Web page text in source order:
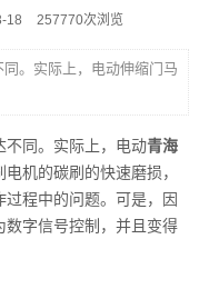
18 257770次浏览
。实际上，电动伸缩门马
不同。实际上，电动青海
机的碳刷的快速磨损，
程中的问题。可是，因
数字信号控制，并且变得